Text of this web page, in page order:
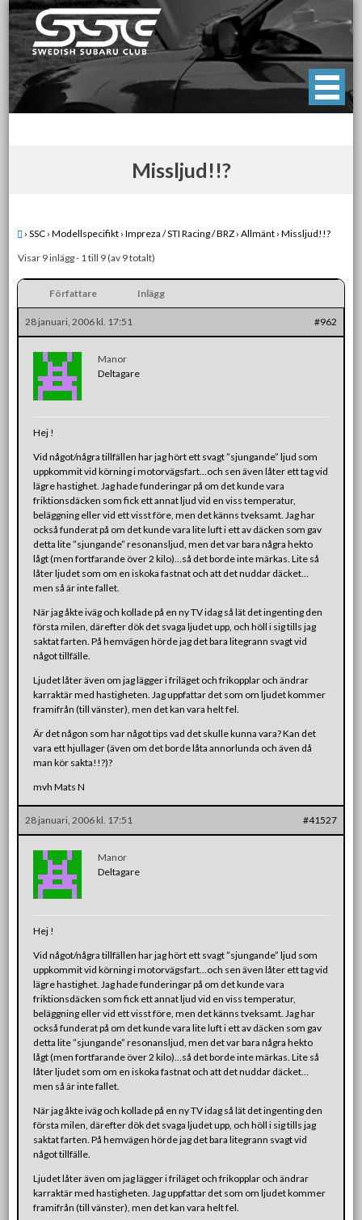
Skip
to
content
Swedish Subaru Club
För oss som älskar Subaru!
Missljud!!?
› SSC › Modellspecifikt › Impreza / STI Racing / BRZ › Allmänt › Missljud!!?
Visar 9 inlägg - 1 till 9 (av 9 totalt)
Författare Inlägg
28 januari, 2006 kl. 17:51 #962
Manor
Deltagare
Hej !
Vid något/några tillfällen har jag hört ett svagt ”sjungande” ljud som
uppkommit vid körning i motorvägsfart…och sen även låter ett tag vid
lägre hastighet. Jag hade funderingar på om det kunde vara
friktionsdäcken som fick ett annat ljud vid en viss temperatur,
beläggning eller vid ett visst före, men det känns tveksamt. Jag har
också funderat på om det kunde vara lite luft i ett av däcken som gav
detta lite ”sjungande” resonansljud, men det var bara några hekto
lågt (men fortfarande över 2 kilo)…så det borde inte märkas. Lite så
låter ljudet som om en iskoka fastnat och att det nuddar däcket…
men så är inte fallet.
När jag åkte iväg och kollade på en ny TV idag så lät det ingenting den
första milen, därefter dök det svaga ljudet upp, och höll i sig tills jag
saktat farten. På hemvägen hörde jag det bara litegrann svagt vid
något tillfälle.
Ljudet låter även om jag lägger i friläget och frikopplar och ändrar
karraktär med hastigheten. Jag uppfattar det som om ljudet kommer
framifrån (till vänster), men det kan vara helt fel.
Är det någon som har något tips vad det skulle kunna vara? Kan det
vara ett hjullager (även om det borde låta annorlunda och även då
man kör sakta!!?)?
mvh Mats N
28 januari, 2006 kl. 17:51 #41527
Manor
Deltagare
Hej !
Vid något/några tillfällen har jag hört ett svagt ”sjungande” ljud som
uppkommit vid körning i motorvägsfart…och sen även låter ett tag vid
lägre hastighet. Jag hade funderingar på om det kunde vara
friktionsdäcken som fick ett annat ljud vid en viss temperatur,
beläggning eller vid ett visst före, men det känns tveksamt. Jag har
också funderat på om det kunde vara lite luft i ett av däcken som gav
detta lite ”sjungande” resonansljud, men det var bara några hekto
lågt (men fortfarande över 2 kilo)…så det borde inte märkas. Lite så
låter ljudet som om en iskoka fastnat och att det nuddar däcket…
men så är inte fallet.
När jag åkte iväg och kollade på en ny TV idag så lät det ingenting den
första milen, därefter dök det svaga ljudet upp, och höll i sig tills jag
saktat farten. På hemvägen hörde jag det bara litegrann svagt vid
något tillfälle.
Ljudet låter även om jag lägger i friläget och frikopplar och ändrar
karraktär med hastigheten. Jag uppfattar det som om ljudet kommer
framifrån (till vänster), men det kan vara helt fel.